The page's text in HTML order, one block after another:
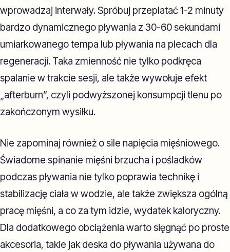
wprowadzaj interwały. Spróbuj przeplatać 1-2 minuty
bardzo dynamicznego pływania z 30-60 sekundami
umiarkowanego tempa lub pływania na plecach dla
regeneracji. Taka zmienność nie tylko podkręca
spalanie w trakcie sesji, ale także wywołuje efekt
„afterburn”, czyli podwyższonej konsumpcji tlenu po
zakończonym wysiłku.
Nie zapominaj również o sile napięcia mięśniowego.
Świadome spinanie mięśni brzucha i pośladków
podczas pływania nie tylko poprawia technikę i
stabilizację ciała w wodzie, ale także zwiększa ogólną
pracę mięśni, a co za tym idzie, wydatek kaloryczny.
Dla dodatkowego obciążenia warto sięgnąć po proste
akcesoria, takie jak deska do pływania używana do